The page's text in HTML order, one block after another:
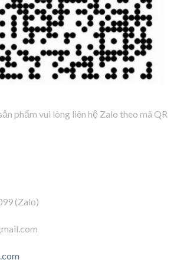
phẩm vui lòng liên hệ Zalo theo mã QR
(Zalo)